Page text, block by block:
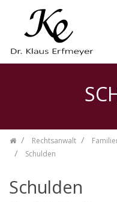
Rechtsanwalt
Schulden
Schulden